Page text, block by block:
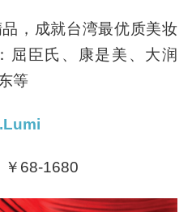
，成就台湾最优质美妆
屈臣氏、康是美、大润
等
￥68-1680